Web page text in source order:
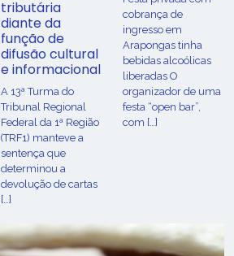
tributária
diante da
função de
difusão cultural
e informacional
A 13ª Turma do
Tribunal Regional
Federal da 1ª Região
(TRF1) manteve a
sentença que
determinou a
devolução de cartas
[…]
cobrança de
ingresso em
Arapongas tinha
bebidas alcoólicas
liberadas O
organizador de uma
festa “open bar”,
com […]